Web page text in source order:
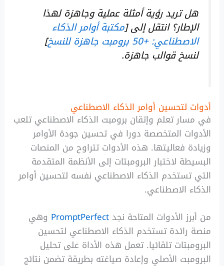
هل تريد رؤية أمثلة عملية وجاهزة لهذا
الإطار؟ انتقل إلى [مكتبة أوامر الذكاء
الاصطناعي: +50 برومبت جاهزة للنسخ ]
لنسخ قوالب جاهزة.
أدوات لتحسين أوامر الذكاء الاصطناعي
في مسار تعلم وإتقان برومبت الذكاء الاصطناعي تلعب
الأدوات المتخصصة دورا في تحسين جودة الأوامر
وزيادة فعاليتها. هذه الأدوات تتراوح من المنصات
البسيطة لاختبار البرومبتات إلى الأنظمة المتقدمة
التي تستخدم الذكاء الاصطناعي نفسه لتحسين أوامر
الذكاء الاصطناعي.
من أبرز الأدوات المتاحة نجدPromptPerfect وهي
منصة رائدة تستخدم الذكاء الاصطناعي لتحسين
البرومبتات تلقائيا. تعمل هذه الأداة على تحليل
البرومبت الأصلي وإعادة صياغته بطريقة تضمن نتائج